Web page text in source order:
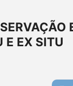
E EX SITU